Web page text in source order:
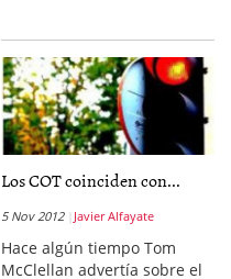
Los COT coinciden con...
5 Nov 2012 Javier Alfayate
Hace algún tiempo Tom
McClellan advertía sobre el